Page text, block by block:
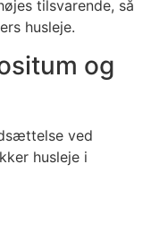
tilsvarende, så
husleje.
og
ved
husleje i